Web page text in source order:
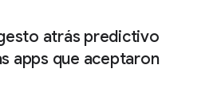
atrás predictivo
apps que aceptaron